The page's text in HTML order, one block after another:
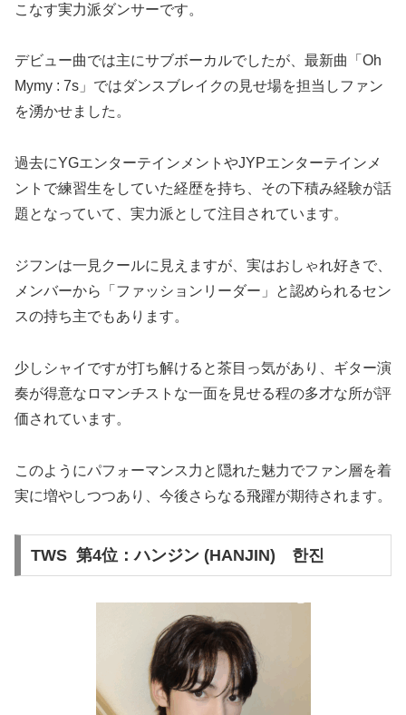
こなす実力派ダンサーです​。
デビュー曲では主にサブボーカルでしたが、最新曲「Oh
Mymy : 7s」ではダンスブレイクの見せ場を担当しファン
を湧かせました​。
過去にYGエンターテインメントやJYPエンターテインメ
ントで練習生をしていた経歴を持ち、その下積み経験が話
題となっていて、実力派として注目されています​。
ジフンは一見クールに見えますが、実はおしゃれ好きで、
メンバーから「ファッションリーダー」と認められるセン
スの持ち主でもあります​。
少しシャイですが打ち解けると茶目っ気があり、ギター演
奏が得意なロマンチストな一面を見せる程の多才な所が評
価されています。
このようにパフォーマンス力と隠れた魅力でファン層を着
実に増やしつつあり、今後さらなる飛躍が期待されます。
TWS 第4位：ハンジン (HANJIN) 한진